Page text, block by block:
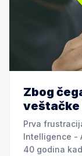
Zbog
Prva
Intelligence -
40 godina